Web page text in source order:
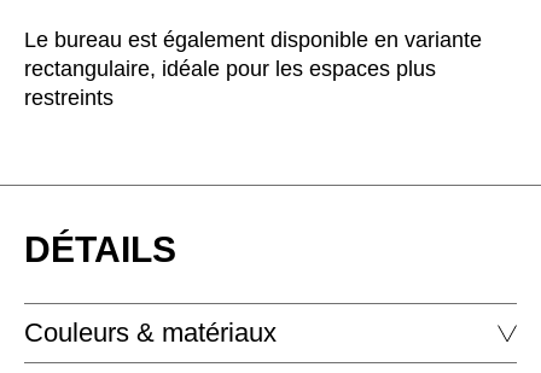
Nouvelle-Zélande
Oman
Portugal
Qatar (QA)
Reste du monde()
Roumanie(RO)
Le bureau est également disponible en variante
rectangulaire, idéale pour les espaces plus
restreints
DÉTAILS
Couleurs & matériaux